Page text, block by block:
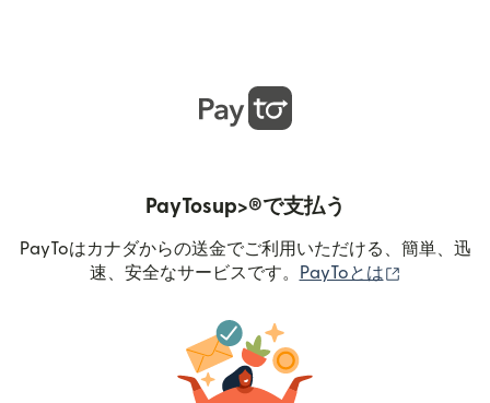
PayTosup>®で支払う
PayToはカナダからの送金でご利用いただける、簡単、迅
速、安全なサービスです。
PayToとは